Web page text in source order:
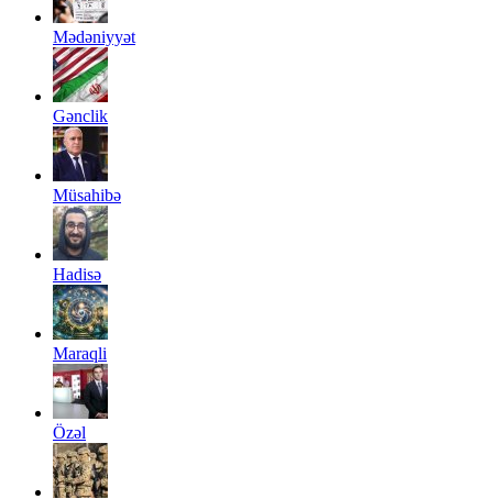
Mədəniyyət
Gənclik
Müsahibə
Hadisə
Maraqli
Özəl